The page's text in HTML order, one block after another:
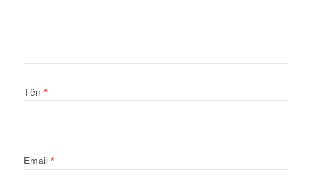
Tên *
Email *